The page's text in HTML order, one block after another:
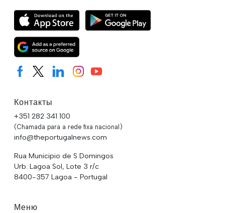
Контакты
+351 282 341 100
(Chamada para a rede fixa nacional)
info@theportugalnews.com
Rua Municipio de S Domingos
Urb. Lagoa Sol, Lote 3 r/c
8400-357 Lagoa - Portugal
Меню